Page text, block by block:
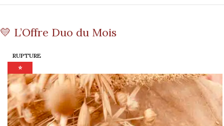
💛 L’Offre Duo du Mois
RUPTURE
⭐